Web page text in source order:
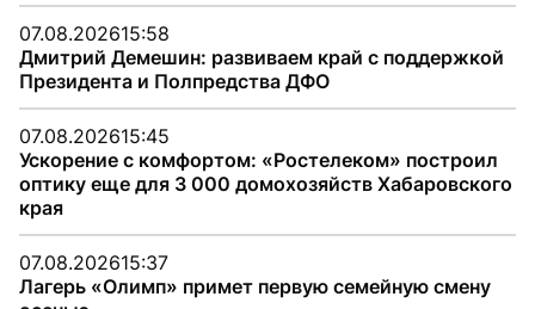
07.08.202615:58
Дмитрий Демешин: развиваем край с поддержкой
Президента и Полпредства ДФО
07.08.202615:45
Ускорение с комфортом: «Ростелеком» построил
оптику еще для 3 000 домохозяйств Хабаровского
края
07.08.202615:37
Лагерь «Олимп» примет первую семейную смену